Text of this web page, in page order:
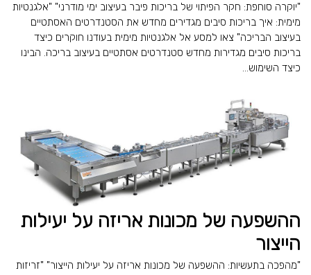
"יוקרה סוחפת: חקר הפיתוי של בריכות פיבר בעיצוב ימי מודרני" "אלגנטיות
מימית: איך בריכות סיבים מגדירים מחדש את הסטנדרטים האסתטיים
בעיצוב הבריכה" צאו למסע אל אלגנטיות מימית בעודנו חוקרים כיצד
בריכות סיבים מגדירות מחדש סטנדרטים אסתטיים בעיצוב בריכה. הבינו
כיצד השימוש...
ההשפעה של מכונות אריזה על יעילות
הייצור
"מהפכה בתעשיות: ההשפעה של מכונות אריזה על יעילות הייצור" "זריזות